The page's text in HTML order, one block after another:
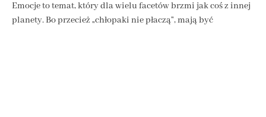
Emocje to temat, który dla wielu facetów brzmi jak coś z innej
planety. Bo przecież „chłopaki nie płaczą”, mają być